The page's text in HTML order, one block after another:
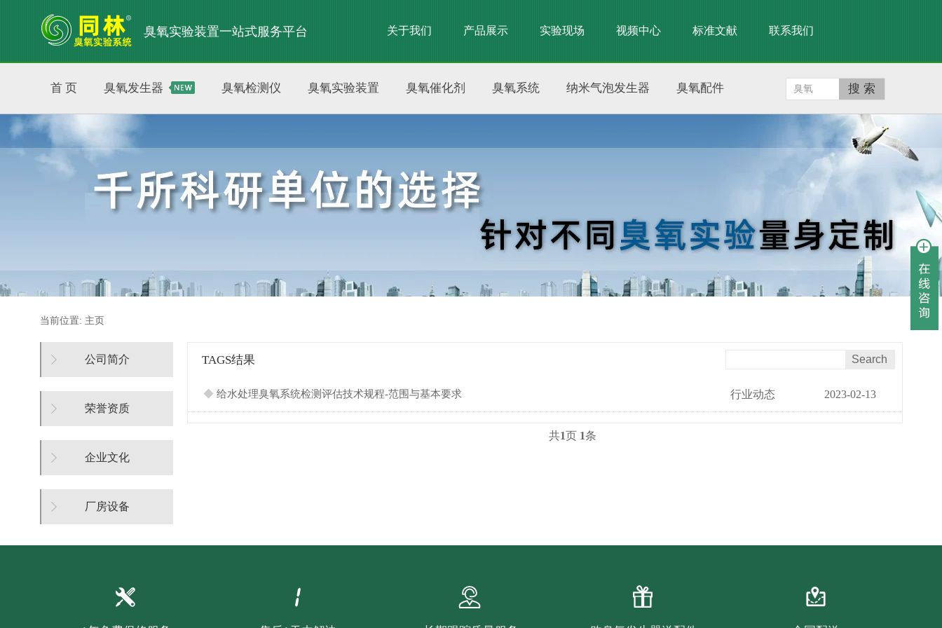
臭氧实验装置一站式服务平台 关于我们 产品展示 实验现场 视频中心 标准文献 联系我们
首 页 臭氧发生器 臭氧检测仪 臭氧实验装置 臭氧催化剂 臭氧系统 纳米气泡发生器 臭氧配件
当前位置: 主页
公司简介
荣誉资质
企业文化
厂房设备
TAGS结果
◆ 给水处理臭氧系统检测评估技术规程-范围与基本要求 行业动态 2023-02-13
共1页 1条